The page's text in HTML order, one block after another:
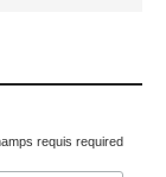
requis required